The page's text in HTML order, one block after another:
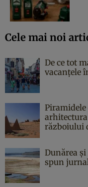
Cele mai noi
De ce tot
vacanțele
războiului
Dunărea și
spun